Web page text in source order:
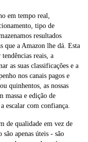
em tempo real,
tipo de
resultados
que a Amazon lhe dá. Esta
reais, a
as suas classificações e a
nos canais pagos e
quinhentos, as nossas
massa e edição de
escalar com confiança.
de qualidade em vez de
apenas úteis - são